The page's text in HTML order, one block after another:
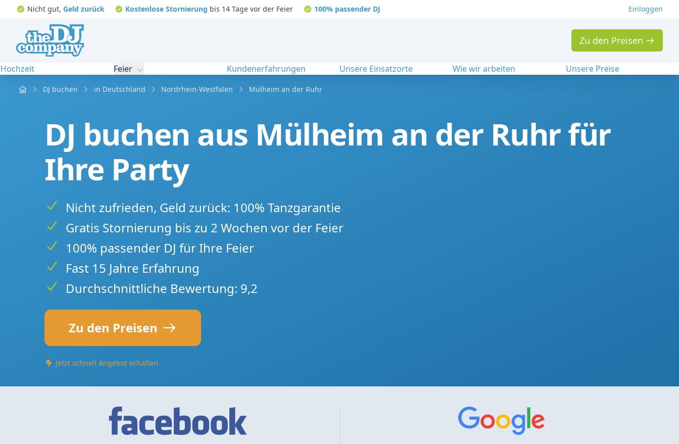
Nicht gut, Geld zurück Kostenlose Stornierung bis 14 Tage vor der Feier 100% passender DJ Einloggen
Zu den Preisen
Hochzeit Feier Kundenerfahrungen Unsere Einsatzorte Wie wir arbeiten Unsere Preise
Home DJ buchen in Deutschland Nordrhein-Westfalen Mülheim an der Ruhr
DJ buchen aus Mülheim an der Ruhr für
Ihre Party
Nicht zufrieden, Geld zurück: 100% Tanzgarantie
Gratis Stornierung bis zu 2 Wochen vor der Feier
100% passender DJ für Ihre Feier
Fast 15 Jahre Erfahrung
Durchschnittliche Bewertung: 9,2
Zu den Preisen
Jetzt schnell Angebot erhalten